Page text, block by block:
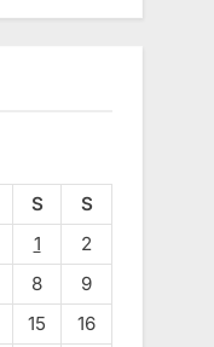
S
S
1
2
8
9
15 16